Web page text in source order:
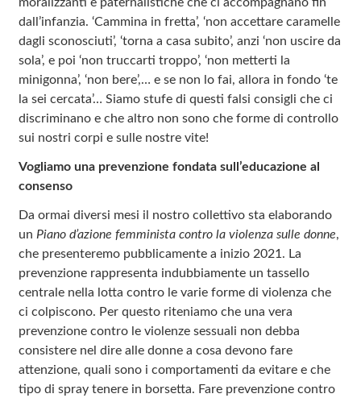
dall’infanzia. ‘Cammina in fretta’, ‘non accettare caramelle
dagli sconosciuti’, ‘torna a casa subito’, anzi ‘non uscire da
sola’, e poi ‘non truccarti troppo’, ‘non metterti la
minigonna’, ‘non bere’,… e se non lo fai, allora in fondo ‘te
la sei cercata’… Siamo stufe di questi falsi consigli che ci
discriminano e che altro non sono che forme di controllo
sui nostri corpi e sulle nostre vite!
Vogliamo una prevenzione fondata sull’educazione al
consenso
Da ormai diversi mesi il nostro collettivo sta elaborando
un Piano d’azione femminista contro la violenza sulle donne,
che presenteremo pubblicamente a inizio 2021. La
prevenzione rappresenta indubbiamente un tassello
centrale nella lotta contro le varie forme di violenza che
ci colpiscono. Per questo riteniamo che una vera
prevenzione contro le violenze sessuali non debba
consistere nel dire alle donne a cosa devono fare
attenzione, quali sono i comportamenti da evitare e che
tipo di spray tenere in borsetta. Fare prevenzione contro